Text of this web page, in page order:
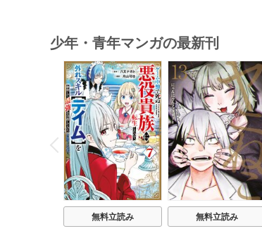
（１）
少年・青年マンガの最新刊
P
r
e
v
i
o
u
s
無料立読み
無料立読み